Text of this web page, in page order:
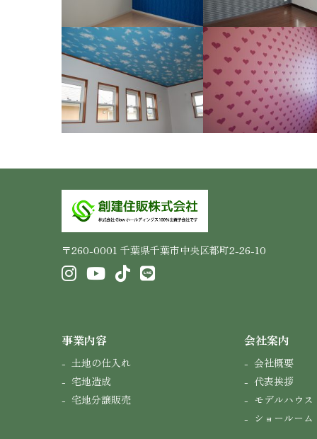
〒260-0001 千葉県千葉市中央区都町2-26-10
事業内容
土地の仕入れ
宅地造成
宅地分譲販売
会社案内
会社概要
代表挨拶
モデルハウス
ショールーム